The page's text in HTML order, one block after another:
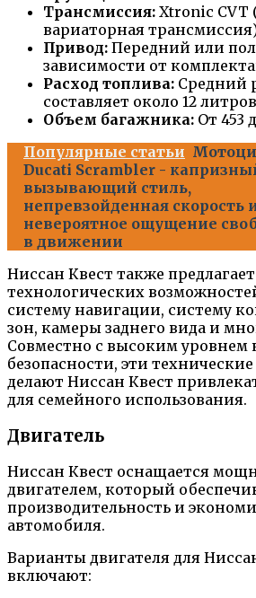
Трансмиссия: Xtronic CVT
вариаторная
Привод: Передний или
зависимости от
Расход топлива: Средний
составляет около 12
Объем багажника: От 453
Популярные статьи
Ducati Scrambler -
вызывающий стиль,
непревзойденная скорость
невероятное ощущение
в движении
Ниссан Квест также
технологических
систему навигации, систему
зон, камеры заднего вида и
Совместно с высоким уровнем
безопасности, эти
делают Ниссан Квест
для семейного использования.
Двигатель
Ниссан Квест оснащается
двигателем, который
производительность и
автомобиля.
Варианты двигателя для
включают: